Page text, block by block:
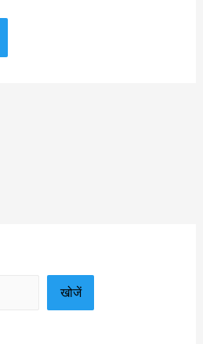
खोजें